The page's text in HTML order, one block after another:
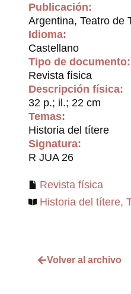
Publicación:
Argentina, Teatro de
Idioma:
Castellano
Tipo de documento:
Revista física
Descripción física:
32 p.; il.; 22 cm
Temas:
Historia del títere
Signatura:
R JUA 26
Revista física
Historia del títere,
Volver al archivo